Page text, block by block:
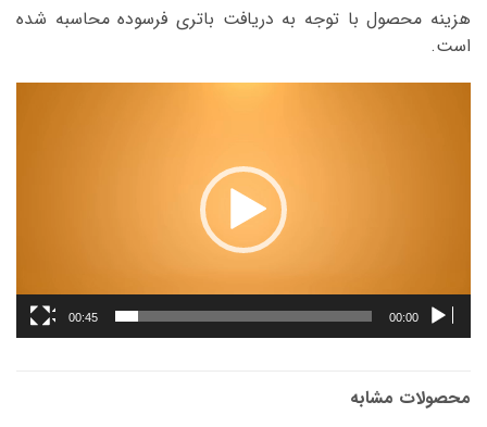
هزینه محصول با توجه به دریافت باتری فرسوده محاسبه شده
است.
00:00
00:45
محصولات مشابه